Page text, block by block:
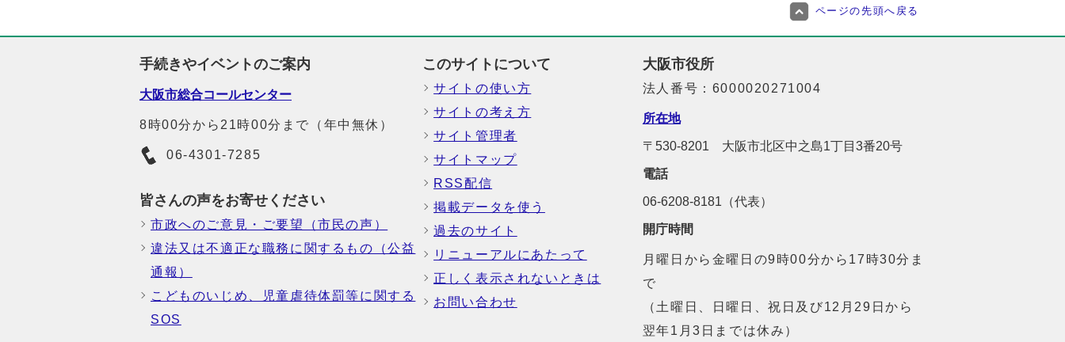
ページの先頭へ戻る
手続きやイベントのご案内
大阪市総合コールセンター
8時00分から21時00分まで（年中無休）
06-4301-7285
皆さんの声をお寄せください
市政へのご意見・ご要望（市民の声）
違法又は不適正な職務に関するもの（公益
通報）
こどものいじめ、児童虐待体罰等に関する
SOS
このサイトについて
サイトの使い方
サイトの考え方
サイト管理者
サイトマップ
RSS配信
掲載データを使う
過去のサイト
リニューアルにあたって
正しく表示されないときは
お問い合わせ
大阪市役所
法人番号：6000020271004
所在地
〒530-8201 大阪市北区中之島1丁目3番20号
電話
06-6208-8181（代表）
開庁時間
月曜日から金曜日の9時00分から17時30分ま
で
（土曜日、日曜日、祝日及び12月29日から
翌年1月3日までは休み）